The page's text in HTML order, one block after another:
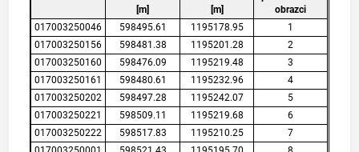
[m]
[m]
obrazci
017003250046
598495.61 1195178.95
1
017003250156
598481.38 1195201.28
2
017003250160
598476.09 1195219.48
3
017003250161
598480.61 1195232.96
4
017003250202
598497.28 1195242.07
5
017003250221
598509.11 1195219.68
6
017003250222
598517.83 1195210.25
7